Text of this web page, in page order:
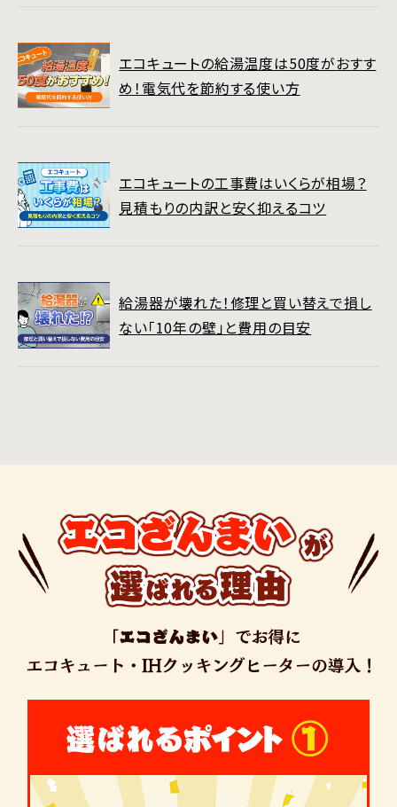
エコキュートの給湯温度は50度がおすす
め！電気代を節約する使い方
エコキュートの工事費はいくらが相場？
見積もりの内訳と安く抑えるコツ
給湯器が壊れた！修理と買い替えで損し
ない「10年の壁」と費用の目安